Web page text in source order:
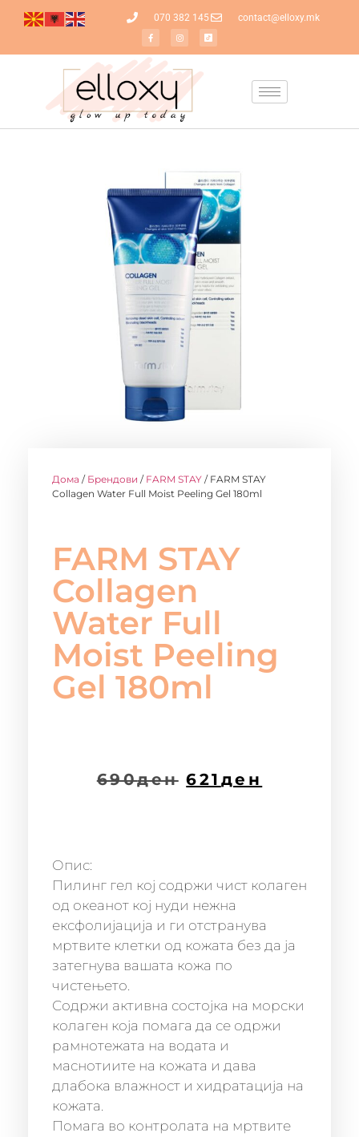
070 382 145 contact@elloxy.mk
Дома / Брендови / FARM STAY / FARM STAY
Collagen Water Full Moist Peeling Gel 180ml
FARM STAY
Collagen
Water Full
Moist Peeling
Gel 180ml
690ден 621 ден
Опис:
Пилинг гел кој содржи чист колаген
од океанот кој нуди нежна
ексфолијација и ги отстранува
мртвите клетки од кожата без да ја
затегнува вашата кожа по
чистењето.
Содржи активна состојка на морски
колаген која помага да се одржи
рамнотежата на водата и
маснотиите на кожата и дава
длабока влажност и хидратација на
кожата.
Помага во контролата на мртвите